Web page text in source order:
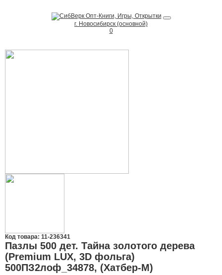
г. Новосибирск (основной)
0
Код товара: 11-236341
Пазлы 500 дет. Тайна золотого дерева
(Premium LUX, 3D фольга)
500ПЗ2лоф_34878, (Хатбер-М)